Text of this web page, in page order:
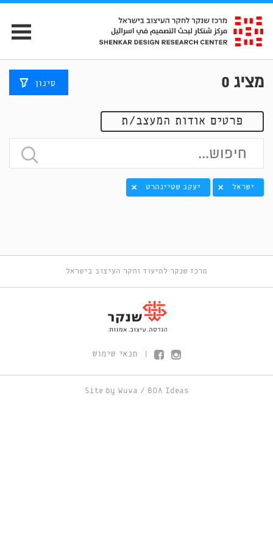
מציג 0 סינון
פרטים אודות המעצב/ת
ישראל יעקב שטיינהרט
מרכז שנקר לתיעוד וחקר העיצוב בישראל
תנאי שימוש
Site by Wuwa / BOA Ideas